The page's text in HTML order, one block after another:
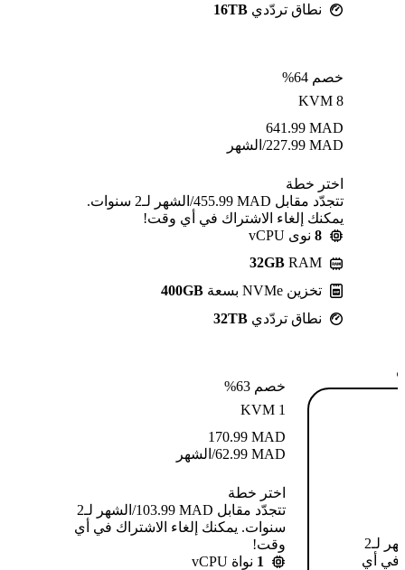
نطاق تردّدي 16TB
خصم 64%
KVM 8
MAD
641.99
MAD
227.99/الشهر
اختر خطة
تتجدّد مقابل MAD ⁦455.99⁩/الشهر لـ2 سنوات.
يمكنك إلغاء الاشتراك في أي وقت!
8 نوى vCPU
32GB RAM
تخزين NVMe بسعة
400GB
نطاق تردّدي 32TB
خصم 63%
KVM 1
MAD
170.99
MAD
62.99/الشهر
اختر خطة
تتجدّد مقابل MAD ⁦103.99⁩/الشهر لـ2
سنوات. يمكنك إلغاء الاشتراك في أي
وقت!
1 نواة vCPU
تتجدّد مقابل MAD ⁦124.99⁩/الشهر لـ2
في أي